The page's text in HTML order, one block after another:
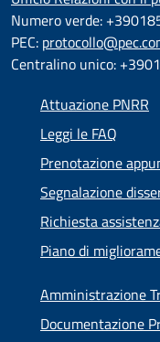
Numero verde:
PEC:
Centralino unico:
Attuazione PNRR
Leggi le FAQ
Prenotazione
Segnalazione
Richiesta
Piano di
Amministrazione
Documentazione